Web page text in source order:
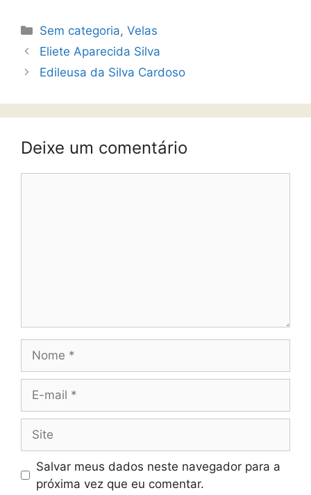
Sem categoria,Velas
Eliete Aparecida Silva
Edileusa da Silva Cardoso
Deixe um comentário
Salvar meus dados neste navegador para a
próxima vez que eu comentar.